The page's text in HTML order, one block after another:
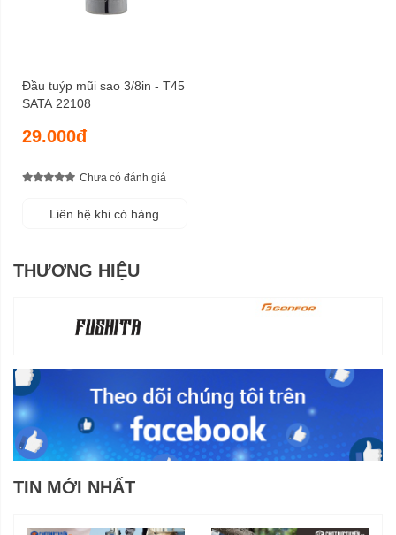
Đầu tuýp mũi sao 3/8in - T45
SATA 22108
29.000đ
Chưa có đánh giá
Liên hệ khi có hàng
THƯƠNG HIỆU
TIN MỚI NHẤT